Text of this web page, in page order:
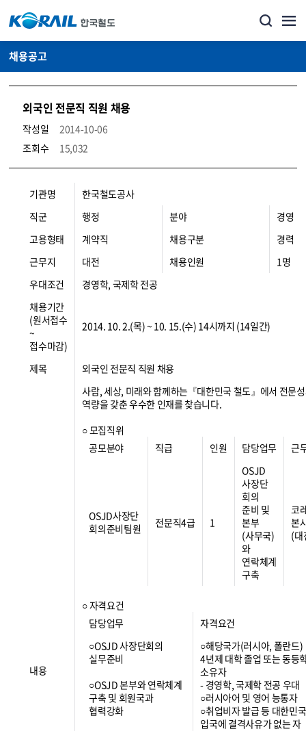
채용공고
외국인 전문직 직원 채용
작성일
2014-10-06
조회수
15,032
코레일소개_경영공시_채용공고 상세보기 – 내용, 파일, 담당자 연락처로 구성
기관명
한국철도공사
직군
행정 분야
경영
고용형태
계약직 채용구분
경력
근무지
대전 채용인원
1명
우대조건
경영학, 국제학 전공
채용기간
(원서접수
~
접수마감)
2014. 10. 2.(목) ~ 10. 15.(수) 14시까지 (14일간)
제목 외국인 전문직 직원 채용
내용
사람, 세상, 미래와 함께하는『대한민국 철도』에서 전문
역량을 갖춘 우수한 인재를 찾습니다.
○ 모집직위
공모분야
직급 인원 담당업무 근
OSJD사장단
회의준비팀원
전문직4급 1
OSJD
사장단
회의
준비 및
본부
(사무국)
와
연락체계
구축
코
본
(대
○ 자격요건
담당업무
자격요건
○OSJD 사장단회의
실무준비
○OSJD 본부와 연락체계
구축 및 회원국과
협력강화
○해당국가(러시아, 폴란드)
4년제 대학 졸업 또는 동등
소유자
- 경영학, 국제학 전공 우대
○러시아어 및 영어 능통자
○취업비자 발급 등 대한민국
입국에 결격사유가 없는 자